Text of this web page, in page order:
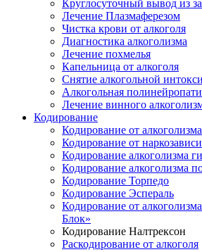
Круглосуточный вывод из
Лечение Плазмаферезом
Чистка крови от алкоголя
Диагностика алкоголизма
Лечение похмелья
Капельница от алкоголя
Снятие алкогольной
Алкогольная
Лечение винного
Кодирование
Кодирование от алкоголизма
Кодирование от
Кодирование алкоголизма
Кодирование алкоголизма
Кодирование Торпедо
Кодирование Эспераль
Кодирование от
Блок»
Кодирование Налтрексон
Раскодирование от алкоголя